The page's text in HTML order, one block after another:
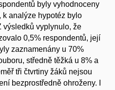
byly vyhodnoceny
k analýze hypotéz bylo
výsledků vyplynulo, že
0,5% respondentů, její
zaznamenány u 70%
středně těžká u 8% a
tři čtvrtiny žáků nejsou
bezprostředně ohroženy. I